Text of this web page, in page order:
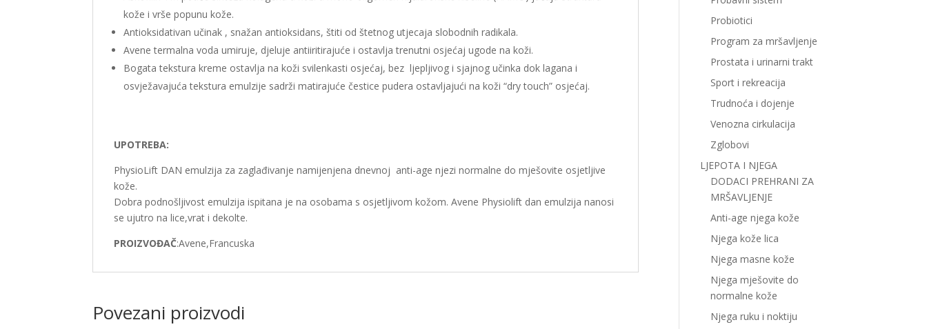
kože i vrše popunu kože.
Antioksidativan učinak , snažan antioksidans, štiti od štetnog utjecaja slobodnih radikala.
Avene termalna voda umiruje, djeluje antiiritirajuće i ostavlja trenutni osjećaj ugode na koži.
Bogata tekstura kreme ostavlja na koži svilenkasti osjećaj, bez ljepljivog i sjajnog učinka dok lagana i
osvježavajuća tekstura emulzije sadrži matirajuće čestice pudera ostavljajući na koži “dry touch” osjećaj.
UPOTREBA:
PhysioLift DAN emulzija za zaglađivanje namijenjena dnevnoj anti-age njezi normalne do mješovite osjetljive
kože.
Dobra podnošljivost emulzija ispitana je na osobama s osjetljivom kožom. Avene Physiolift dan emulzija nanosi
se ujutro na lice,vrat i dekolte.
PROIZVOĐAČ:Avene,Francuska
Povezani proizvodi
Probiotici
Program za mršavljenje
Prostata i urinarni trakt
Sport i rekreacija
Trudnoća i dojenje
Venozna cirkulacija
Zglobovi
LJEPOTA I NJEGA
DODACI PREHRANI ZA
MRŠAVLJENJE
Anti-age njega kože
Njega kože lica
Njega masne kože
Njega mješovite do
normalne kože
Njega ruku i noktiju